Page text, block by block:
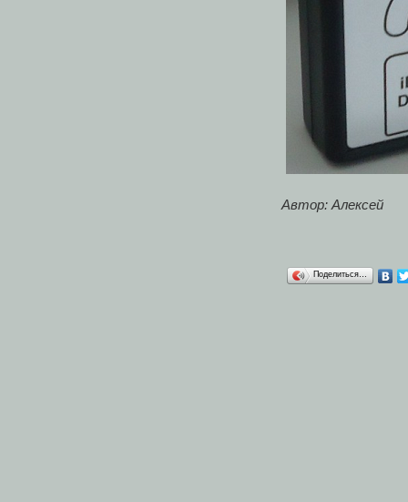
Автор: Алексей
Поделиться…